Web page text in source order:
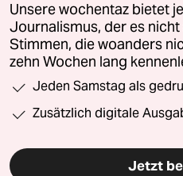
Unsere wochentaz bietet
Journalismus, der es
Stimmen, die woanders
zehn Wochen lang
Jeden Samstag als
Zusätzlich digitale
Jetzt